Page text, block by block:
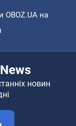
OBOZ.UA на
новин